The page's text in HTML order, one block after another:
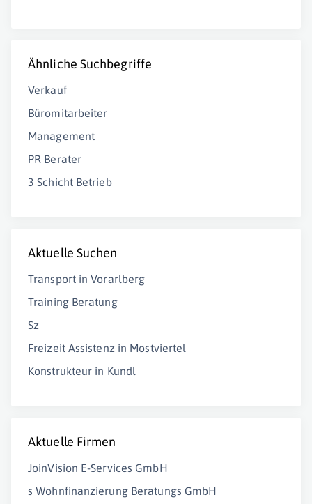
Ähnliche Suchbegriffe
Verkauf
Büromitarbeiter
Management
PR Berater
3 Schicht Betrieb
Aktuelle Suchen
Transport in Vorarlberg
Training Beratung
Sz
Freizeit Assistenz in Mostviertel
Konstrukteur in Kundl
Aktuelle Firmen
JoinVision E-Services GmbH
s Wohnfinanzierung Beratungs GmbH